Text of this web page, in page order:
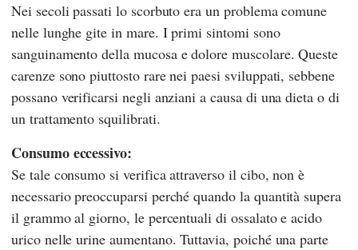
Nei secoli passati lo scorbuto era un problema comune
nelle lunghe gite in mare. I primi sintomi sono
sanguinamento della mucosa e dolore muscolare. Queste
carenze sono piuttosto rare nei paesi sviluppati, sebbene
possano verificarsi negli anziani a causa di una dieta o di
un trattamento squilibrati.
Consumo eccessivo:
Se tale consumo si verifica attraverso il cibo, non è
necessario preoccuparsi perché quando la quantità supera
il grammo al giorno, le percentuali di ossalato e acido
urico nelle urine aumentano. Tuttavia, poiché una parte